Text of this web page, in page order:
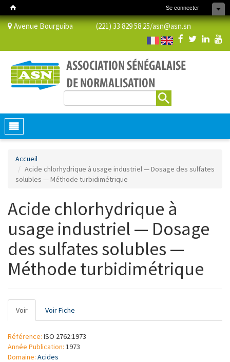
Se connecter
Avenue Bourguiba (221) 33 829 58 25/asn@asn.sn
Formulaire de recherche
Toggle
navigation
Accueil
Acide chlorhydrique à usage industriel — Dosage des sulfates
solubles — Méthode turbidimétrique
Acide chlorhydrique à
usage industriel — Dosage
des sulfates solubles —
Méthode turbidimétrique
Onglets
principaux
Voir (onglet
actif)
Voir Fiche
Référence: ISO 2762:1973
Année Publication: 1973
Domaine: Acides